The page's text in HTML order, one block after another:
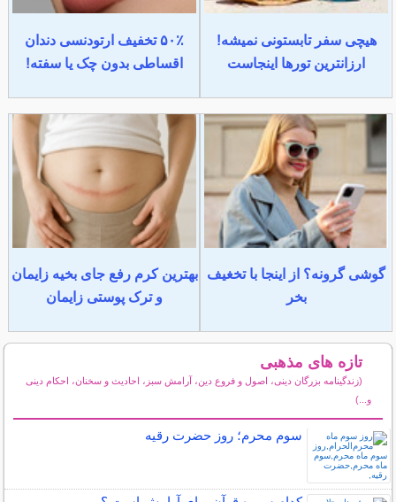
هیچی سفر تابستونی نمیشه!
ارزانترین تورها اینجاست
۵۰٪ تخفیف ارتودنسی دندان
اقساطی بدون چک یا سفته!
گوشی گرونه؟ از اینجا با تخغیف
بخر
بهترین کرم رفع جای بخیه زایمان
و ترک پوستی زایمان
تازه های مذهبی
(زندگینامه بزرگان دینی، اصول و فروع دین، آرامش سبز، احادیث و سخنان، احکام دینی
و...)
سوم محرم؛ روز حضرت رقیه